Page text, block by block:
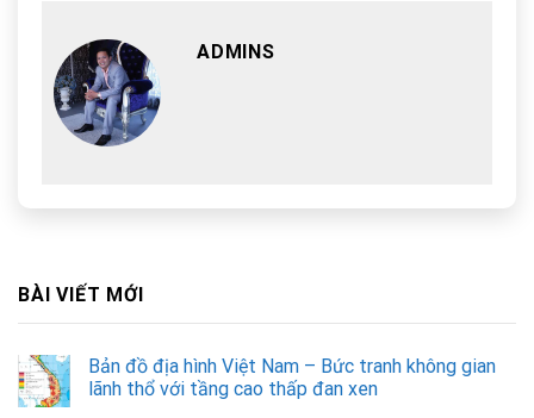
ADMINS
BÀI VIẾT MỚI
Bản đồ địa hình Việt Nam – Bức tranh không gian
lãnh thổ với tầng cao thấp đan xen